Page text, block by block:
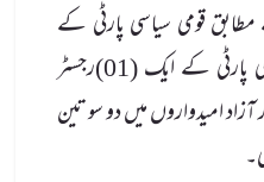
مطابق قومی سیاسی پارٹی کے
تینتالیس (43)، ریاستی سطح کی پارٹی کے ایک (01)رجسٹر
دو سو بہتر (272)اور آزاد امیدواروں میں دو سو تین